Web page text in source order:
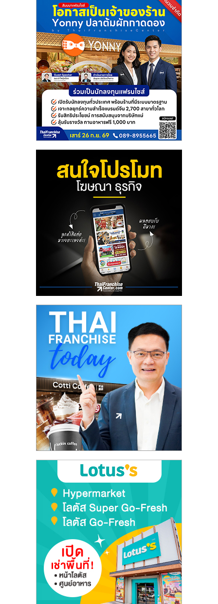
แฟ
ไชส์
ขาย
หน้า
ปรึกษา
การ
ลงทุน
และ
ขยาย
ไชส์,